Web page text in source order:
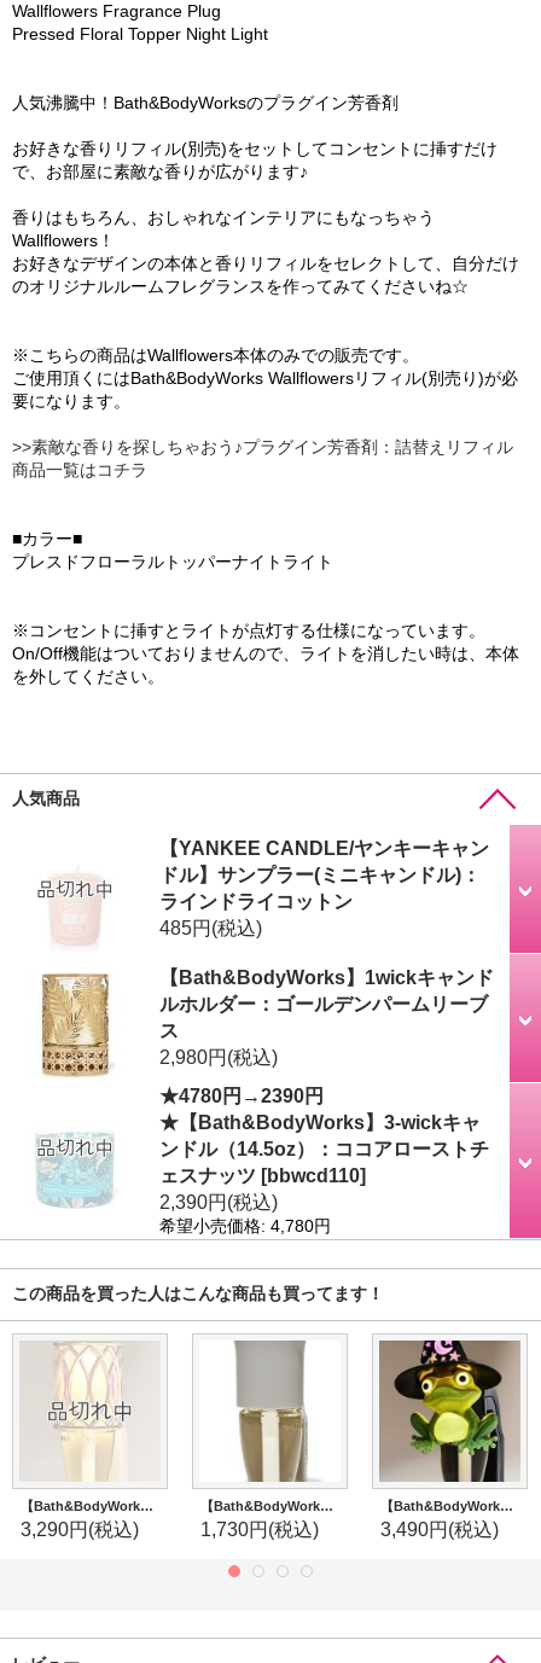
Wallflowers Fragrance Plug
Pressed Floral Topper Night Light
人気沸騰中！Bath&BodyWorksのプラグイン芳香剤
お好きな香りリフィル(別売)をセットしてコンセントに挿すだけ
で、お部屋に素敵な香りが広がります♪
香りはもちろん、おしゃれなインテリアにもなっちゃう
Wallflowers！
お好きなデザインの本体と香りリフィルをセレクトして、自分だけ
のオリジナルルームフレグランスを作ってみてくださいね☆
※こちらの商品はWallflowers本体のみでの販売です。
ご使用頂くにはBath&BodyWorks Wallflowersリフィル(別売り)が必
要になります。
>>素敵な香りを探しちゃおう♪プラグイン芳香剤：詰替えリフィル
商品一覧はコチラ
■カラー■
プレスドフローラルトッパーナイトライト
※コンセントに挿すとライトが点灯する仕様になっています。
On/Off機能はついておりませんので、ライトを消したい時は、本体
を外してください。
人気商品
【YANKEE CANDLE/ヤンキーキャン
ドル】サンプラー(ミニキャンドル)：
ラインドライコットン
485円 (税込)
【Bath&BodyWorks】1wickキャンド
ルホルダー：ゴールデンパームリーブ
ス
2,980円 (税込)
★4780円→2390円
★【Bath&BodyWorks】3-wickキャ
ンドル（14.5oz）：ココアローストチ
ェスナッツ [bbwcd110]
2,390円 (税込)
希望小売価格: 4,780円
この商品を買った人はこんな商品も買ってます！
【Bath&BodyWorks】香りの強さが調節できる★Wallflowers本体 Scent Control：ピンクアーモンドファセットナイトライト
3,290円(税込)
【Bath&BodyWorks】Wallflowers本体：グレーフレアー
1,730円(税込)
【Bath&BodyWorks】Wallflowers本体：ウィッチーフロッグナイトライト
3,490円(税込)